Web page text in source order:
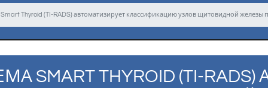
Smart Thyroid (TI-RADS) автоматизирует классификацию узлов щитовидной
SMART THYROID (TI-